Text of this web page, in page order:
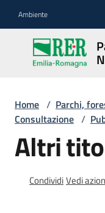
Ambiente
Parchi,
foreste
e
2000
Aree
Home / Parchi,
Consultazione /
Altri
CondividiVedi